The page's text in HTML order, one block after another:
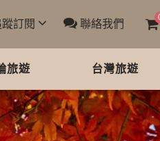
訂閱 聯絡我們
旅遊 台灣旅遊